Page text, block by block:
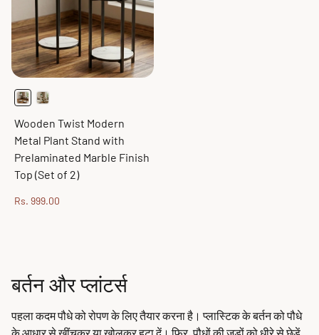
Wooden Twist Modern
Metal Plant Stand with
Prelaminated Marble Finish
Top (Set of 2)
Sale
Rs. 999.00
बर्तन और प्लांटर्स
पहला कदम पौधे को रोपण के लिए तैयार करना है। प्लास्टिक के बर्तन को पौधे